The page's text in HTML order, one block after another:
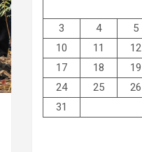
3
4 5
10
11 12
17
18 19
24
25 26
31